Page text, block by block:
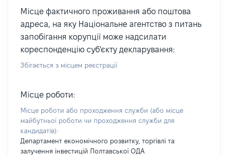
Місце фактичного проживання або поштова
адреса, на яку Національне агентство з питань
запобігання корупції може надсилати
кореспонденцію суб'єкту декларування:
Збігається з місцем реєстрації
Місце роботи:
Місце роботи або проходження служби (або місце
майбутньої роботи чи проходження служби для
кандидатів):
Департамент економічного розвитку, торгівлі та
залучення інвестицій Полтавської ОДА